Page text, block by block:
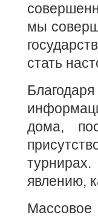
мы
стать
дома,
явлению,